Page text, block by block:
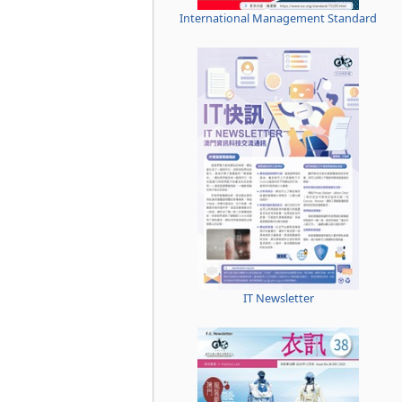
International Management Standard
IT Newsletter